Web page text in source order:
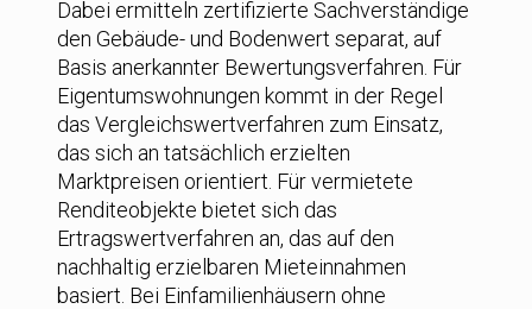
Dabei ermitteln zertifizierte Sachverständige
den Gebäude- und Bodenwert separat, auf
Basis anerkannter Bewertungsverfahren. Für
Eigentumswohnungen kommt in der Regel
das Vergleichswertverfahren zum Einsatz,
das sich an tatsächlich erzielten
Marktpreisen orientiert. Für vermietete
Renditeobjekte bietet sich das
Ertragswertverfahren an, das auf den
nachhaltig erzielbaren Mieteinnahmen
basiert. Bei Einfamilienhäusern ohne